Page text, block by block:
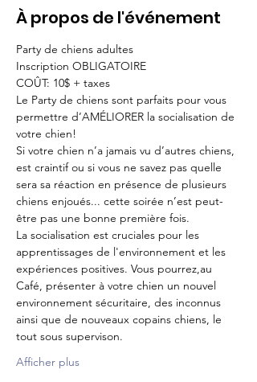
À propos de l'événement
Party de chiens adultes
Inscription OBLIGATOIRE
COÛT: 10$ + taxes
Le Party de chiens sont parfaits pour vous
permettre d’AMÉLIORER la socialisation de
votre chien!
Si votre chien n’a jamais vu d’autres chiens,
est craintif ou si vous ne savez pas quelle
sera sa réaction en présence de plusieurs
chiens enjoués... cette soirée n’est peut-
être pas une bonne première fois.
La socialisation est cruciales pour les
apprentissages de l'environnement et les
expériences positives. Vous pourrez,au
Café, présenter à votre chien un nouvel
environnement sécuritaire, des inconnus
ainsi que de nouveaux copains chiens, le
tout sous supervison.
Afficher plus